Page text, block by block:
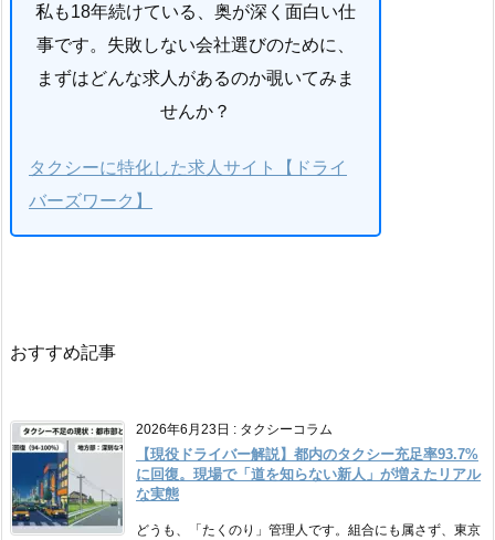
私も18年続けている、奥が深く面白い仕
事です。失敗しない会社選びのために、
まずはどんな求人があるのか覗いてみま
せんか？
タクシーに特化した求人サイト【ドライ
バーズワーク】
おすすめ記事
2026年6月23日 : タクシーコラム
【現役ドライバー解説】都内のタクシー充足率93.7%
に回復。現場で「道を知らない新人」が増えたリアル
な実態
どうも、「たくのり」管理人です。組合にも属さず、東京